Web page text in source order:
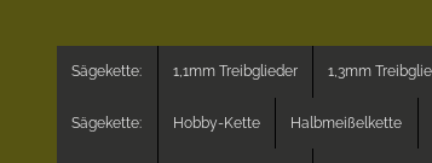
Sägekette: 1,1mm Treibglieder 1,3mm
Sägekette: Hobby-Kette Halbmeißelkette